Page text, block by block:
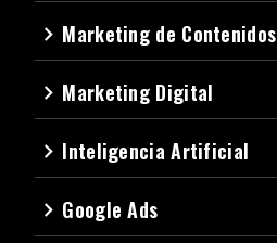
navigate_next Marketing de Contenidos
navigate_next Marketing Digital
navigate_next Inteligencia Artificial
navigate_next Google Ads